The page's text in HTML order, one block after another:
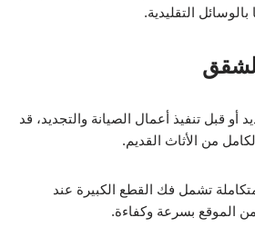
التقليدية.
أو قبل تنفيذ أعمال الصيانة والتجديد، قد
من الأثاث القديم.
تشمل فك القطع الكبيرة عند
من الموقع بسرعة وكفاءة.